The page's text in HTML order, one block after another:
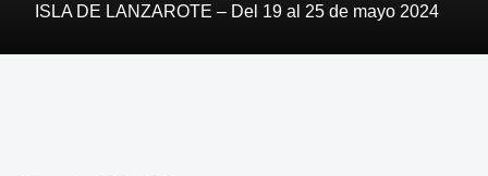
ISLA DE LANZAROTE – Del 19 al 25 de mayo 2024